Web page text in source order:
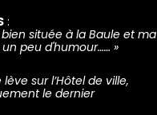
:
située à la Baule et ma
peu d'humour…… »
sur l’Hôtel de ville,
le dernier